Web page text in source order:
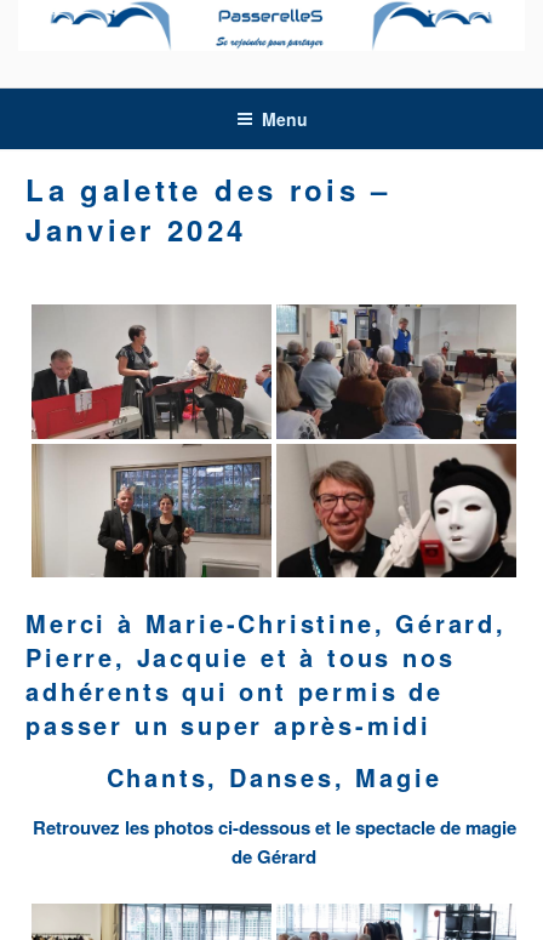
Menu
La galette des rois –
Janvier 2024
Merci à Marie-Christine, Gérard,
Pierre, Jacquie et à tous nos
adhérents qui ont permis de
passer un super après-midi
Chants, Danses, Magie
Retrouvez les photos ci-dessous et le spectacle de magie
de Gérard